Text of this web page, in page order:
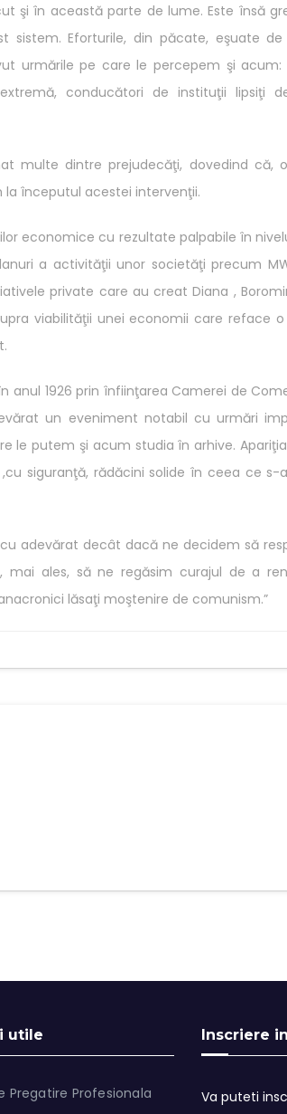
şi în această parte de lume. Este însă
sistem. Eforturile, din păcate, eşuate
urmările pe care le percepem şi acum:
conducători de instituţii lipsiţi
multe dintre prejudecăţi, dovedind că,
la începutul acestei intervenţii.
economice cu rezultate palpabile în
a activităţii unor societăţi precum
private care au creat Diana ,
viabilităţii unei economii care reface
1926 prin înfiinţarea Camerei de
un eveniment notabil cu urmări
le putem şi acum studia în arhive.
siguranţă, rădăcini solide în ceea ce
adevărat decât dacă ne decidem să
mai ales, să ne regăsim curajul de a
lăsaţi moştenire de comunism.”
utile
Pregatire Profesionala
Inscriere
Va puteti